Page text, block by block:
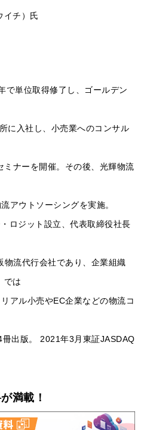
チ）氏
で単位取得修了し、ゴールデン
に入社し、小売業へのコンサル
ナーを開催。その後、光輝物流
アウトソーシングを実施。
ロジット設立、代表取締役社長
物流代行会社であり、企業組織
では
アル小売やEC企業などの物流コ
出版。 2021年3月東証JASDAQ
満載！